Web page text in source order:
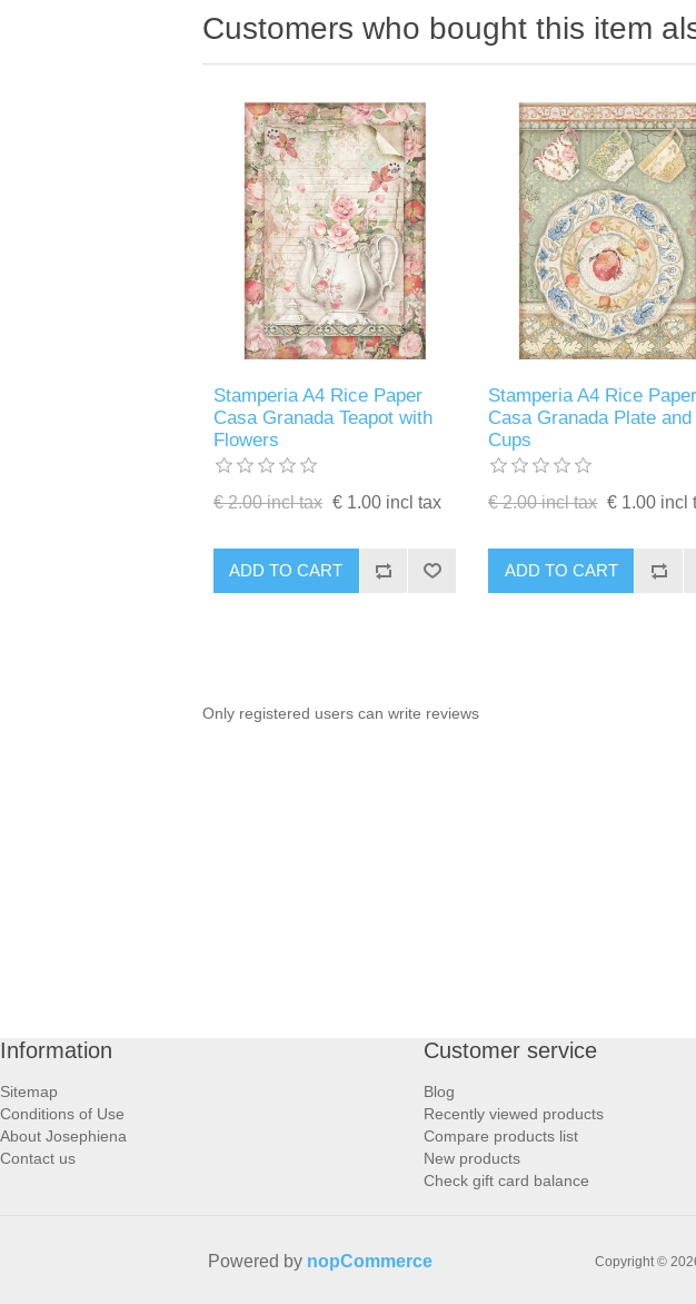
Customers who bought this item
Stamperia A4 Rice Paper
Casa Granada Teapot with
Flowers
€ 2.00 incl tax € 1.00 incl tax
ADD TO CART
Stamperia A4 Rice Paper
Casa Granada Plate and
Cups
€ 2.00 incl tax € 1.00 incl
ADD TO CART
Only registered users can write reviews
Information
Sitemap
Conditions of Use
About Josephiena
Contact us
Customer service
Blog
Recently viewed products
Compare products list
New products
Check gift card balance
Copyright ©
Powered by nopCommerce